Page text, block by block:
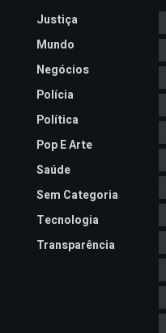
Justiça
Mundo
Negócios
Polícia
Política
Pop E Arte
Saúde
Sem Categoria
Tecnologia
Transparência